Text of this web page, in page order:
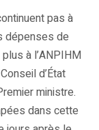
pas à
dépenses de
à l’ANPIHM
d’État
ministre.
dans cette